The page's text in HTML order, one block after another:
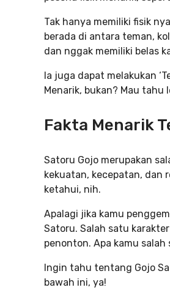
Tak hanya memiliki fisik
berada di antara teman,
dan nggak memiliki belas
Ia juga dapat melakukan
Menarik, bukan? Mau tahu
Fakta Menarik
Satoru Gojo merupakan
kekuatan, kecepatan, dan
ketahui, nih.
Apalagi jika kamu
Satoru. Salah satu
penonton. Apa kamu
Ingin tahu tentang Gojo
bawah ini, ya!